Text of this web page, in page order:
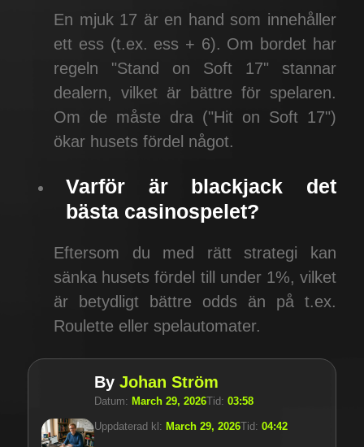
En mjuk 17 är en hand som innehåller
ett ess (t.ex. ess + 6). Om bordet har
regeln "Stand on Soft 17" stannar
dealern, vilket är bättre för spelaren.
Om de måste dra ("Hit on Soft 17")
ökar husets fördel något.
Varför är blackjack det
bästa casinospelet?
Eftersom du med rätt strategi kan
sänka husets fördel till under 1%, vilket
är betydligt bättre odds än på t.ex.
Roulette eller spelautomater.
ByJohan Ström
Datum: March 29, 2026Tid:03:58
Uppdaterad kl: March 29, 2026Tid:04:42